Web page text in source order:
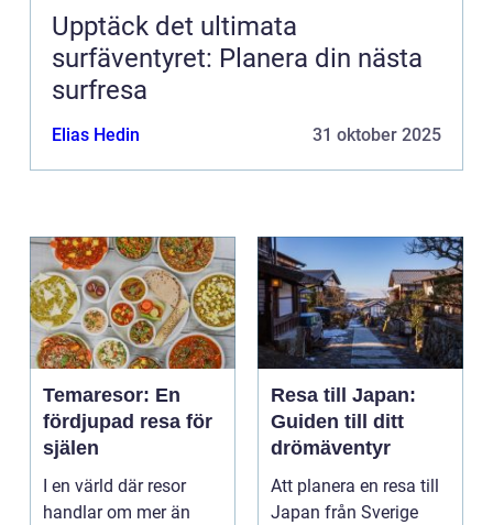
Upptäck det ultimata
surfäventyret: Planera din nästa
surfresa
Elias Hedin 31 oktober 2025
Temaresor: En
fördjupad resa för
själen
I en värld där resor
handlar om mer än
Resa till Japan:
Guiden till ditt
drömäventyr
Att planera en resa till
Japan från Sverige